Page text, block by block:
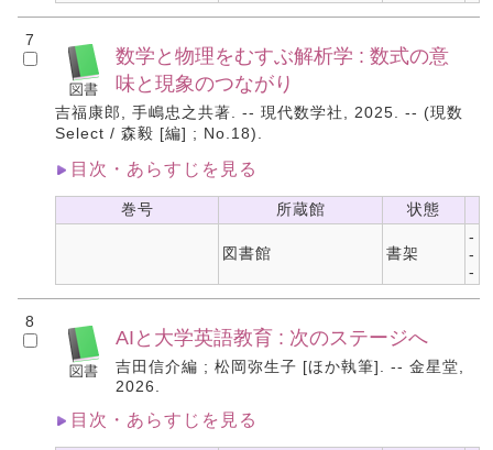
7
数学と物理をむすぶ解析学 : 数式の意
味と現象のつながり
吉福康郎, 手嶋忠之共著. -- 現代数学社, 2025. -- (現数
Select / 森毅 [編] ; No.18).
目次・あらすじを見る
巻号 所蔵館 状態
図書館 書架
-
-
-
8
AIと大学英語教育 : 次のステージへ
吉田信介編 ; 松岡弥生子 [ほか執筆]. -- 金星堂,
2026.
目次・あらすじを見る